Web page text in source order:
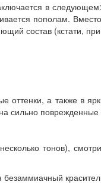
в
пополам.
состав (кстати,
а также в
сильно
тонов),